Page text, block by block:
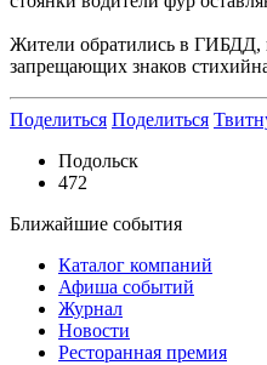
Жители обратились в ГИБДД,
запрещающих знаков
Поделиться Поделиться
Подольск
472
Ближайшие события
Каталог компаний
Афиша событий
Журнал
Новости
Ресторанная премия